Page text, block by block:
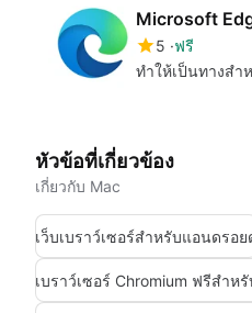
Microsoft
5 ฟรี
ทำให้เป็นทางสำ
หัวข้อที่เกี่ยวข้อง
เกี่ยวกับ Mac
เว็บเบราว์เซอร์สำหรับแอนดรอย
เบราว์เซอร์ Chromium ฟรีสำห